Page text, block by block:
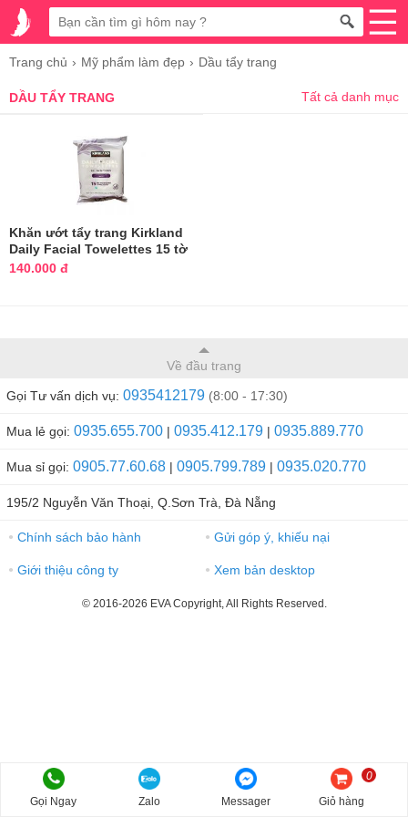
Trang chủ Mỹ phẩm làm đẹp Dầu tẩy trang
DẦU TẨY TRANG Tất cả danh mục
Khăn ướt tẩy trang Kirkland
Daily Facial Towelettes 15 tờ
140.000 đ
Về đầu trang
Gọi Tư vấn dịch vụ: 0935412179 (8:00 - 17:30)
Mua lẻ gọi: 0935.655.700 | 0935.412.179 | 0935.889.770
Mua sỉ gọi: 0905.77.60.68 | 0905.799.789 | 0935.020.770
195/2 Nguyễn Văn Thoại, Q.Sơn Trà, Đà Nẵng
● Chính sách bảo hành ● Gửi góp ý, khiếu nại
● Giới thiệu công ty ● Xem bản desktop
© 2016-2026 EVA Copyright, All Rights Reserved.
Gọi Ngay Zalo Messager Giỏ hàng
0